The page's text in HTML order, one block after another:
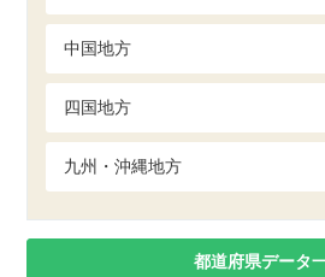
中国地方
四国地方
九州・沖縄地方
都道府県データ